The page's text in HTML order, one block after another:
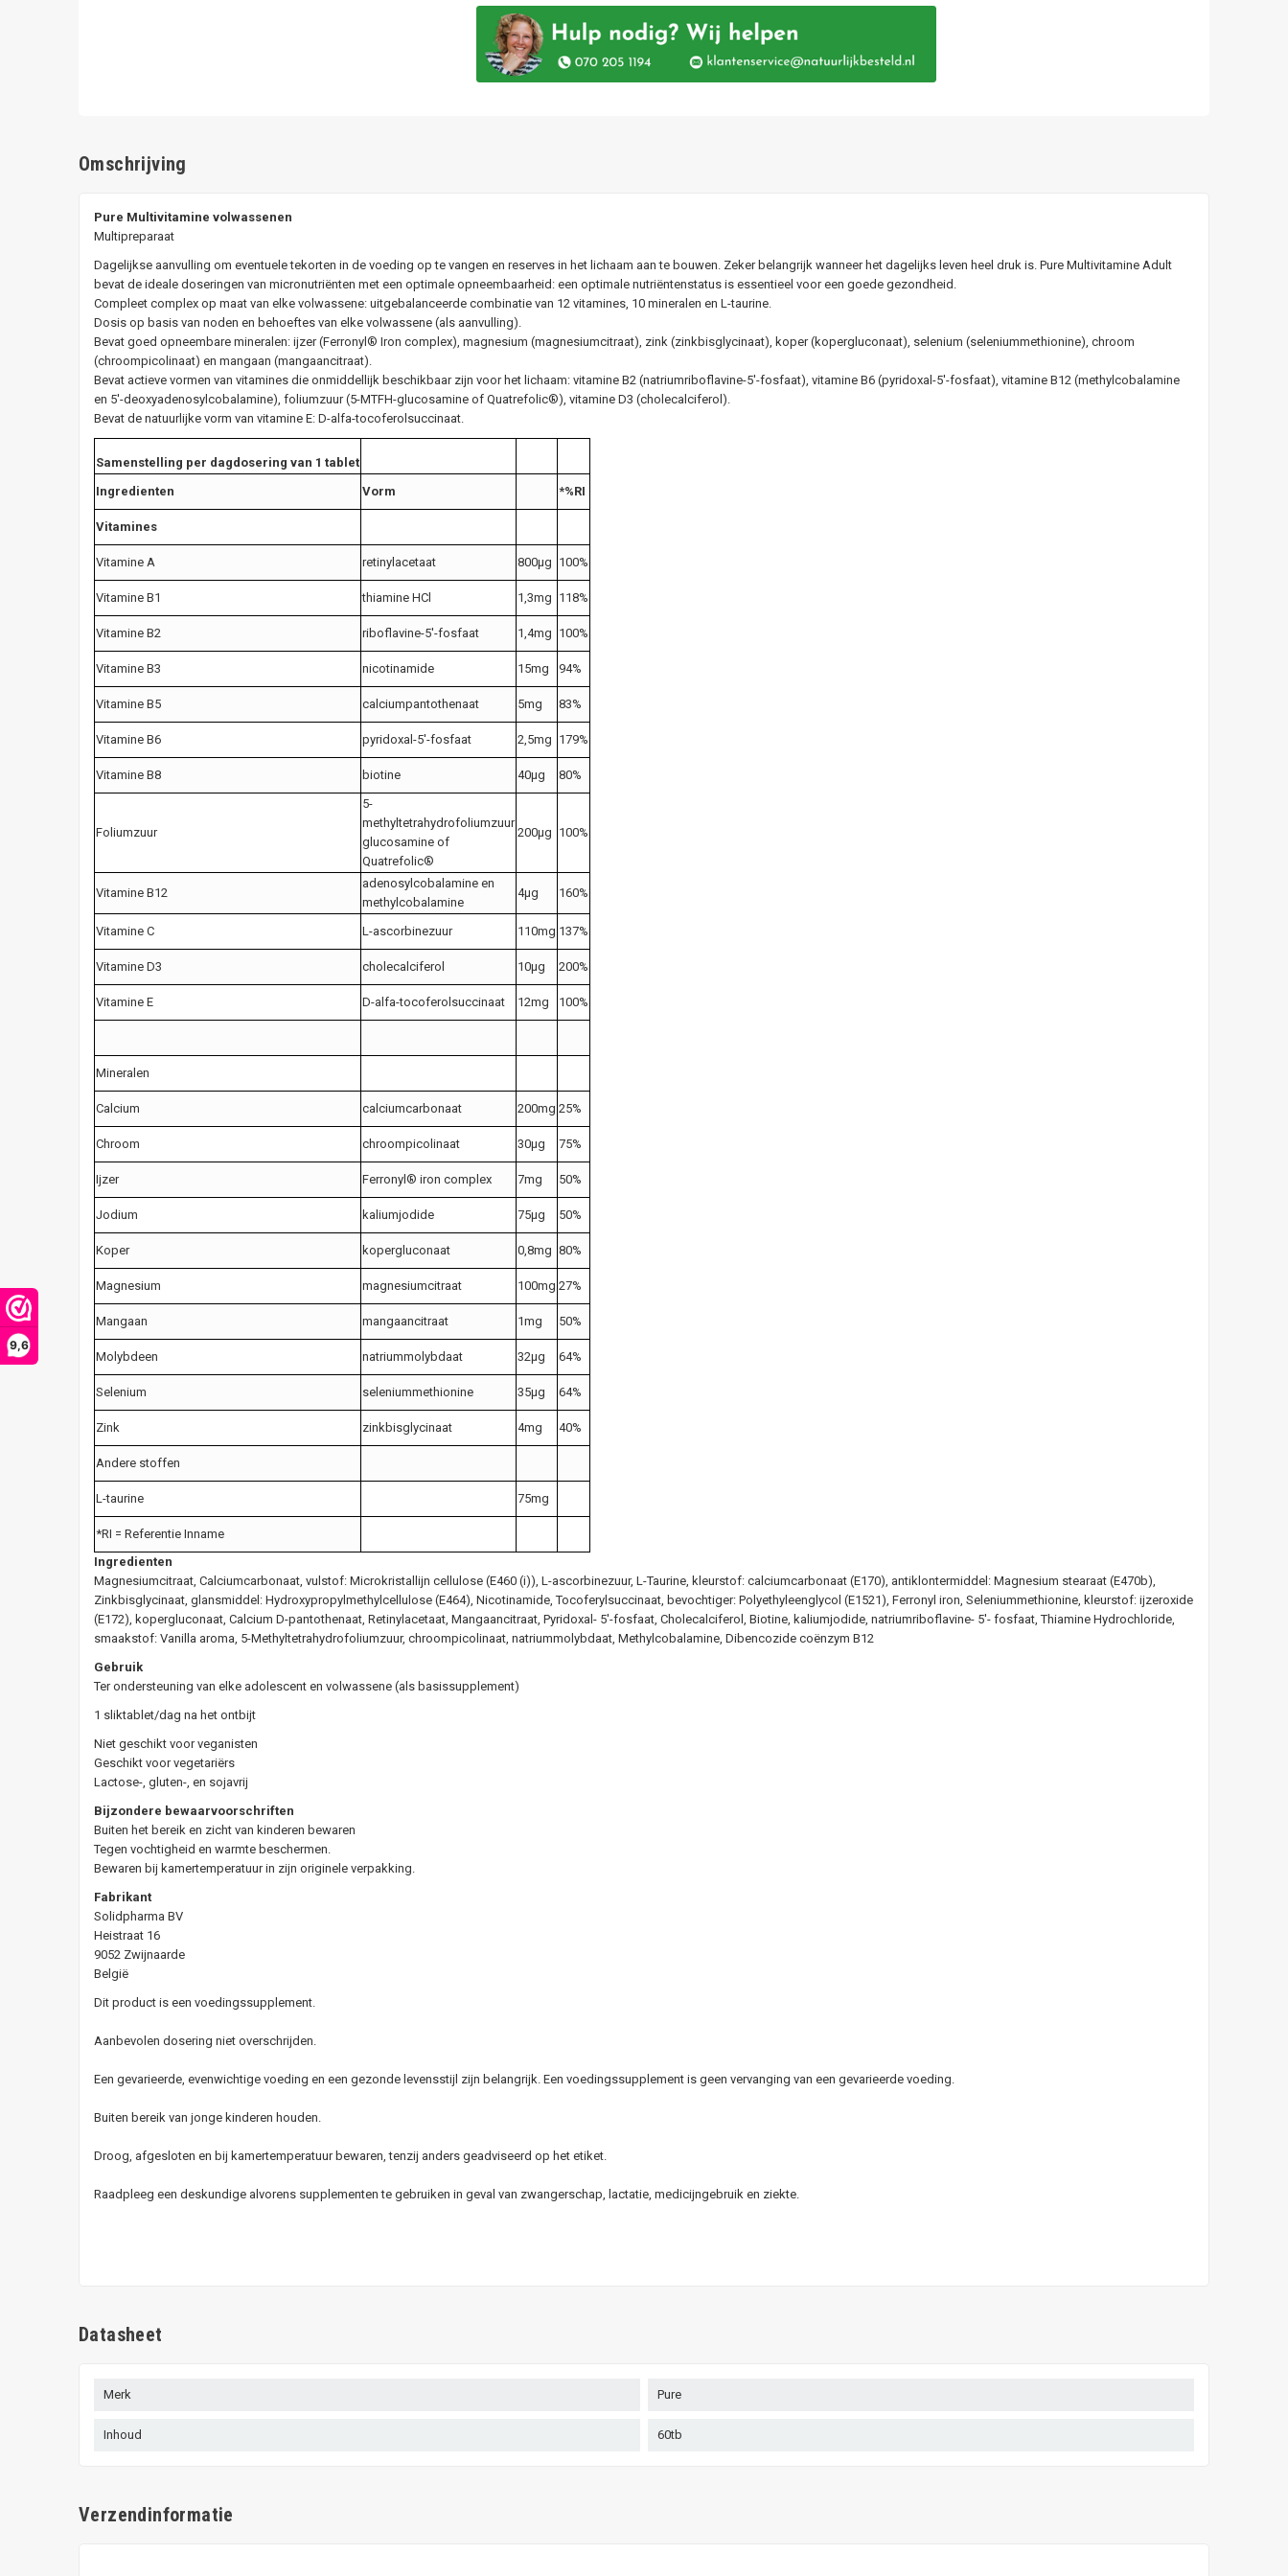
9,6
Omschrijving
Pure Multivitamine volwassenen
Multipreparaat
Dagelijkse aanvulling om eventuele tekorten in de voeding op te vangen en reserves in het lichaam aan te bouwen. Zeker belangrijk wanneer het dagelijks leven heel druk is. Pure Multivitamine Adult
bevat de ideale doseringen van micronutriënten met een optimale opneembaarheid: een optimale nutriëntenstatus is essentieel voor een goede gezondheid.
Compleet complex op maat van elke volwassene: uitgebalanceerde combinatie van 12 vitamines, 10 mineralen en L-taurine.
Dosis op basis van noden en behoeftes van elke volwassene (als aanvulling).
Bevat goed opneembare mineralen: ijzer (Ferronyl® Iron complex), magnesium (magnesiumcitraat), zink (zinkbisglycinaat), koper (kopergluconaat), selenium (seleniummethionine), chroom
(chroompicolinaat) en mangaan (mangaancitraat).
Bevat actieve vormen van vitamines die onmiddellijk beschikbaar zijn voor het lichaam: vitamine B2 (natriumriboflavine-5'-fosfaat), vitamine B6 (pyridoxal-5'-fosfaat), vitamine B12 (methylcobalamine
en 5'-deoxyadenosylcobalamine), foliumzuur (5-MTFH-glucosamine of Quatrefolic®), vitamine D3 (cholecalciferol).
Bevat de natuurlijke vorm van vitamine E: D-alfa-tocoferolsuccinaat.
Samenstelling per dagdosering van 1 tablet
Ingredienten
Vorm *%RI
Vitamines
Vitamine A retinylacetaat 800μg 100%
Vitamine B1 thiamine HCl 1,3mg 118%
Vitamine B2 riboflavine-5′-fosfaat 1,4mg 100%
Vitamine B3 nicotinamide 15mg 94%
Vitamine B5 calciumpantothenaat 5mg 83%
Vitamine B6 pyridoxal-5′-fosfaat 2,5mg 179%
Vitamine B8 biotine 40μg 80%
Foliumzuur
5-
methyltetrahydrofoliumzuur
glucosamine of
Quatrefolic®
200μg 100%
Vitamine B12
adenosylcobalamine en
methylcobalamine
4μg 160%
Vitamine C L-ascorbinezuur 110mg 137%
Vitamine D3 cholecalciferol 10μg 200%
Vitamine E D-alfa-tocoferolsuccinaat 12mg 100%
Mineralen
Calcium calciumcarbonaat 200mg 25%
Chroom chroompicolinaat 30μg 75%
Ijzer Ferronyl® iron complex 7mg 50%
Jodium kaliumjodide 75μg 50%
Koper kopergluconaat 0,8mg 80%
Magnesium magnesiumcitraat 100mg 27%
Mangaan mangaancitraat 1mg 50%
Molybdeen natriummolybdaat 32μg 64%
Selenium seleniummethionine 35μg 64%
Zink zinkbisglycinaat 4mg 40%
Andere stoffen
L-taurine 75mg
*RI = Referentie Inname
Ingredienten
Magnesiumcitraat, Calciumcarbonaat, vulstof: Microkristallijn cellulose (E460 (i)), L-ascorbinezuur, L-Taurine, kleurstof: calciumcarbonaat (E170), antiklontermiddel: Magnesium stearaat (E470b),
Zinkbisglycinaat, glansmiddel: Hydroxypropylmethylcellulose (E464), Nicotinamide, Tocoferylsuccinaat, bevochtiger: Polyethyleenglycol (E1521), Ferronyl iron, Seleniummethionine, kleurstof: ijzeroxide
(E172), kopergluconaat, Calcium D-pantothenaat, Retinylacetaat, Mangaancitraat, Pyridoxal- 5'-fosfaat, Cholecalciferol, Biotine, kaliumjodide, natriumriboflavine- 5'- fosfaat, Thiamine Hydrochloride,
smaakstof: Vanilla aroma, 5-Methyltetrahydrofoliumzuur, chroompicolinaat, natriummolybdaat, Methylcobalamine, Dibencozide coënzym B12
Gebruik
Ter ondersteuning van elke adolescent en volwassene (als basissupplement)
1 sliktablet/dag na het ontbijt
Niet geschikt voor veganisten
Geschikt voor vegetariërs
Lactose-, gluten-, en sojavrij
Bijzondere bewaarvoorschriften
Buiten het bereik en zicht van kinderen bewaren
Tegen vochtigheid en warmte beschermen.
Bewaren bij kamertemperatuur in zijn originele verpakking.
Fabrikant
Solidpharma BV
Heistraat 16
9052 Zwijnaarde
België
Dit product is een voedingssupplement.
Aanbevolen dosering niet overschrijden.
Een gevarieerde, evenwichtige voeding en een gezonde levensstijl zijn belangrijk. Een voedingssupplement is geen vervanging van een gevarieerde voeding.
Buiten bereik van jonge kinderen houden.
Droog, afgesloten en bij kamertemperatuur bewaren, tenzij anders geadviseerd op het etiket.
Raadpleeg een deskundige alvorens supplementen te gebruiken in geval van zwangerschap, lactatie, medicijngebruik en ziekte.
Datasheet
Merk Pure
Inhoud 60tb
Verzendinformatie